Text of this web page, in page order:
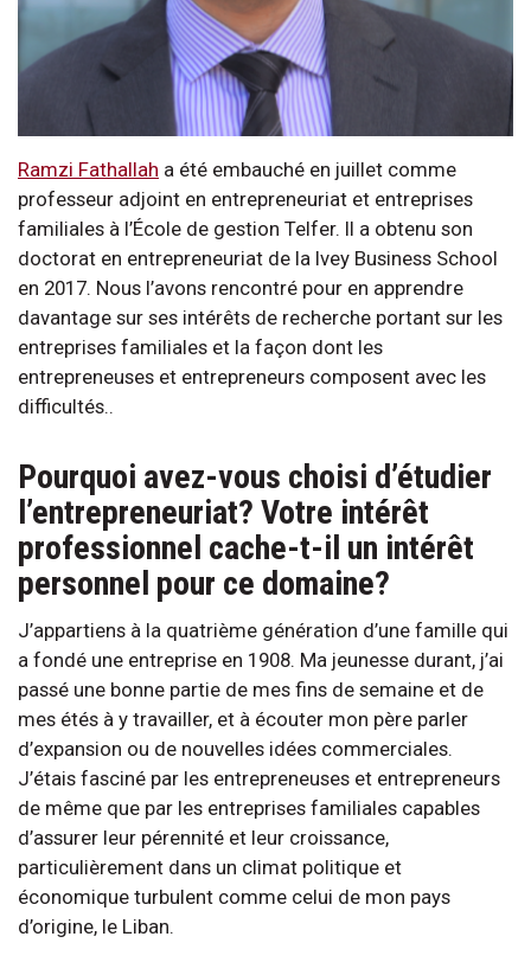
Ramzi Fathallah a été embauché en juillet comme
professeur adjoint en entrepreneuriat et entreprises
familiales à l’École de gestion Telfer. Il a obtenu son
doctorat en entrepreneuriat de la Ivey Business School
en 2017. Nous l’avons rencontré pour en apprendre
davantage sur ses intérêts de recherche portant sur les
entreprises familiales et la façon dont les
entrepreneuses et entrepreneurs composent avec les
difficultés..
Pourquoi avez-vous choisi d’étudier
l’entrepreneuriat? Votre intérêt
professionnel cache-t-il un intérêt
personnel pour ce domaine?
J’appartiens à la quatrième génération d’une famille qui
a fondé une entreprise en 1908. Ma jeunesse durant, j’ai
passé une bonne partie de mes fins de semaine et de
mes étés à y travailler, et à écouter mon père parler
d’expansion ou de nouvelles idées commerciales.
J’étais fasciné par les entrepreneuses et entrepreneurs
de même que par les entreprises familiales capables
d’assurer leur pérennité et leur croissance,
particulièrement dans un climat politique et
économique turbulent comme celui de mon pays
d’origine, le Liban.